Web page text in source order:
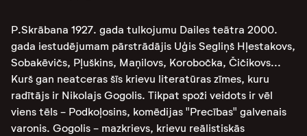
P.Skrābana 1927. gada tulkojumu Dailes teātra 2000.
gada iestudējumam pārstrādājis Uģis Segliņš Hļestakovs,
Sobakēvičs, Pļuškins, Maņilovs, Korobočka, Čičikovs...
Kurš gan neatceras šīs krievu literatūras zīmes, kuru
radītājs ir Nikolajs Gogolis. Tikpat spoži veidots ir vēl
viens tēls - Podkoļosins, komēdijas "Precības" galvenais
varonis. Gogolis - mazkrievs, krievu reālistiskās